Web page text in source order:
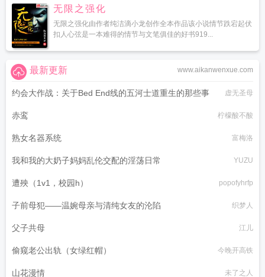
无限之强化
无限之强化由作者纯洁滴小龙创作全本作品该小说情节跌宕起伏
扣人心弦是一本难得的情节与文笔俱佳的好书919...
www.aikanwenxue.com
最新更新
约会大作战：关于Bed End线的五河士道重生的那些事 虚无圣母
赤鸾 柠檬酸不酸
熟女名器系统 富梅洛
我和我的大奶子妈妈乱伦交配的淫荡日常 YUZU
遭殃（1v1，校园h） popofyhrfp
子前母犯——温婉母亲与清纯女友的沦陷 织梦人
父子共母 江儿
偷窥老公出轨（女绿红帽） 今晚开高铁
山花漫情 未了之人